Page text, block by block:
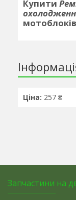
Купити
Ціна: 257 ₴
Запчастини на